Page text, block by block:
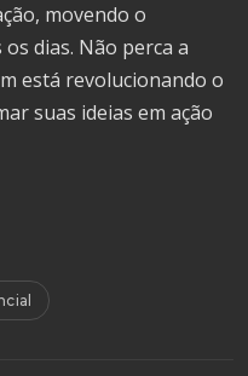
movendo o
dias. Não perca a
está revolucionando o
suas ideias em ação